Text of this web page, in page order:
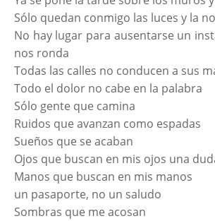
Sólo quedan conmigo las luces y la
No hay lugar para ausentarse un
nos ronda
Todas las calles no conducen a sus
Todo el dolor no cabe en la palabra
Sólo gente que camina
Ruidos que avanzan como espadas
Sueños que se acaban
Ojos que buscan en mis ojos una
Manos que buscan en mis manos
un pasaporte, no un saludo
Sombras que me acosan